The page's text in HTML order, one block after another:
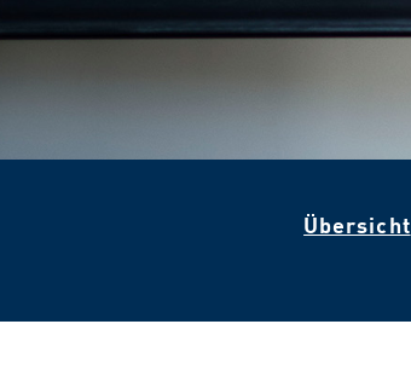
Übersicht